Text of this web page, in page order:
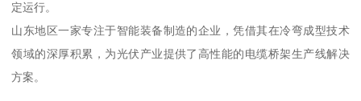
定运行。
山东地区一家专注于智能装备制造的企业，凭借其在冷弯成型技术
领域的深厚积累，为光伏产业提供了高性能的电缆桥架生产线解决
方案。